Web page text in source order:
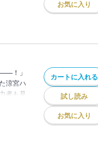
お気に入り
！」
涼宮ハ
者も見
）、ハ
カートに入れる
試し読み
お気に入り